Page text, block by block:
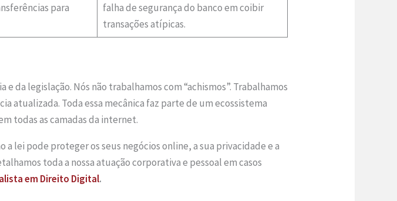
para
falha de segurança do banco em coibir
transações atípicas.
da legislação. Nós não trabalhamos com “achismos”. Trabalhamos
atualizada. Toda essa mecânica faz parte de um ecossistema
todas as camadas da internet.
lei pode proteger os seus negócios online, a sua privacidade e a
toda a nossa atuação corporativa e pessoal em casos
em Direito Digital.